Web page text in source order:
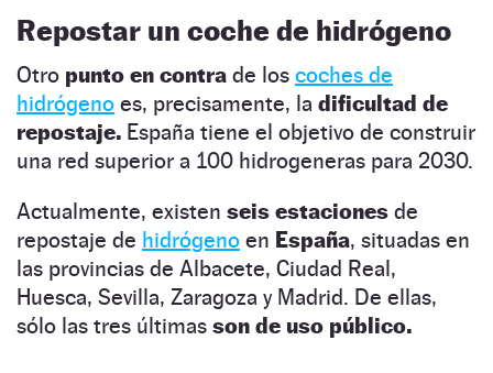
Repostar un coche de hidrógeno
Otro punto en contra de los coches de
hidrógeno es, precisamente, la dificultad de
repostaje. España tiene el objetivo de construir
una red superior a 100 hidrogeneras para 2030.
Actualmente, existen seis estaciones de
repostaje de hidrógeno en España, situadas en
las provincias de Albacete, Ciudad Real,
Huesca, Sevilla, Zaragoza y Madrid. De ellas,
sólo las tres últimas son de uso público.